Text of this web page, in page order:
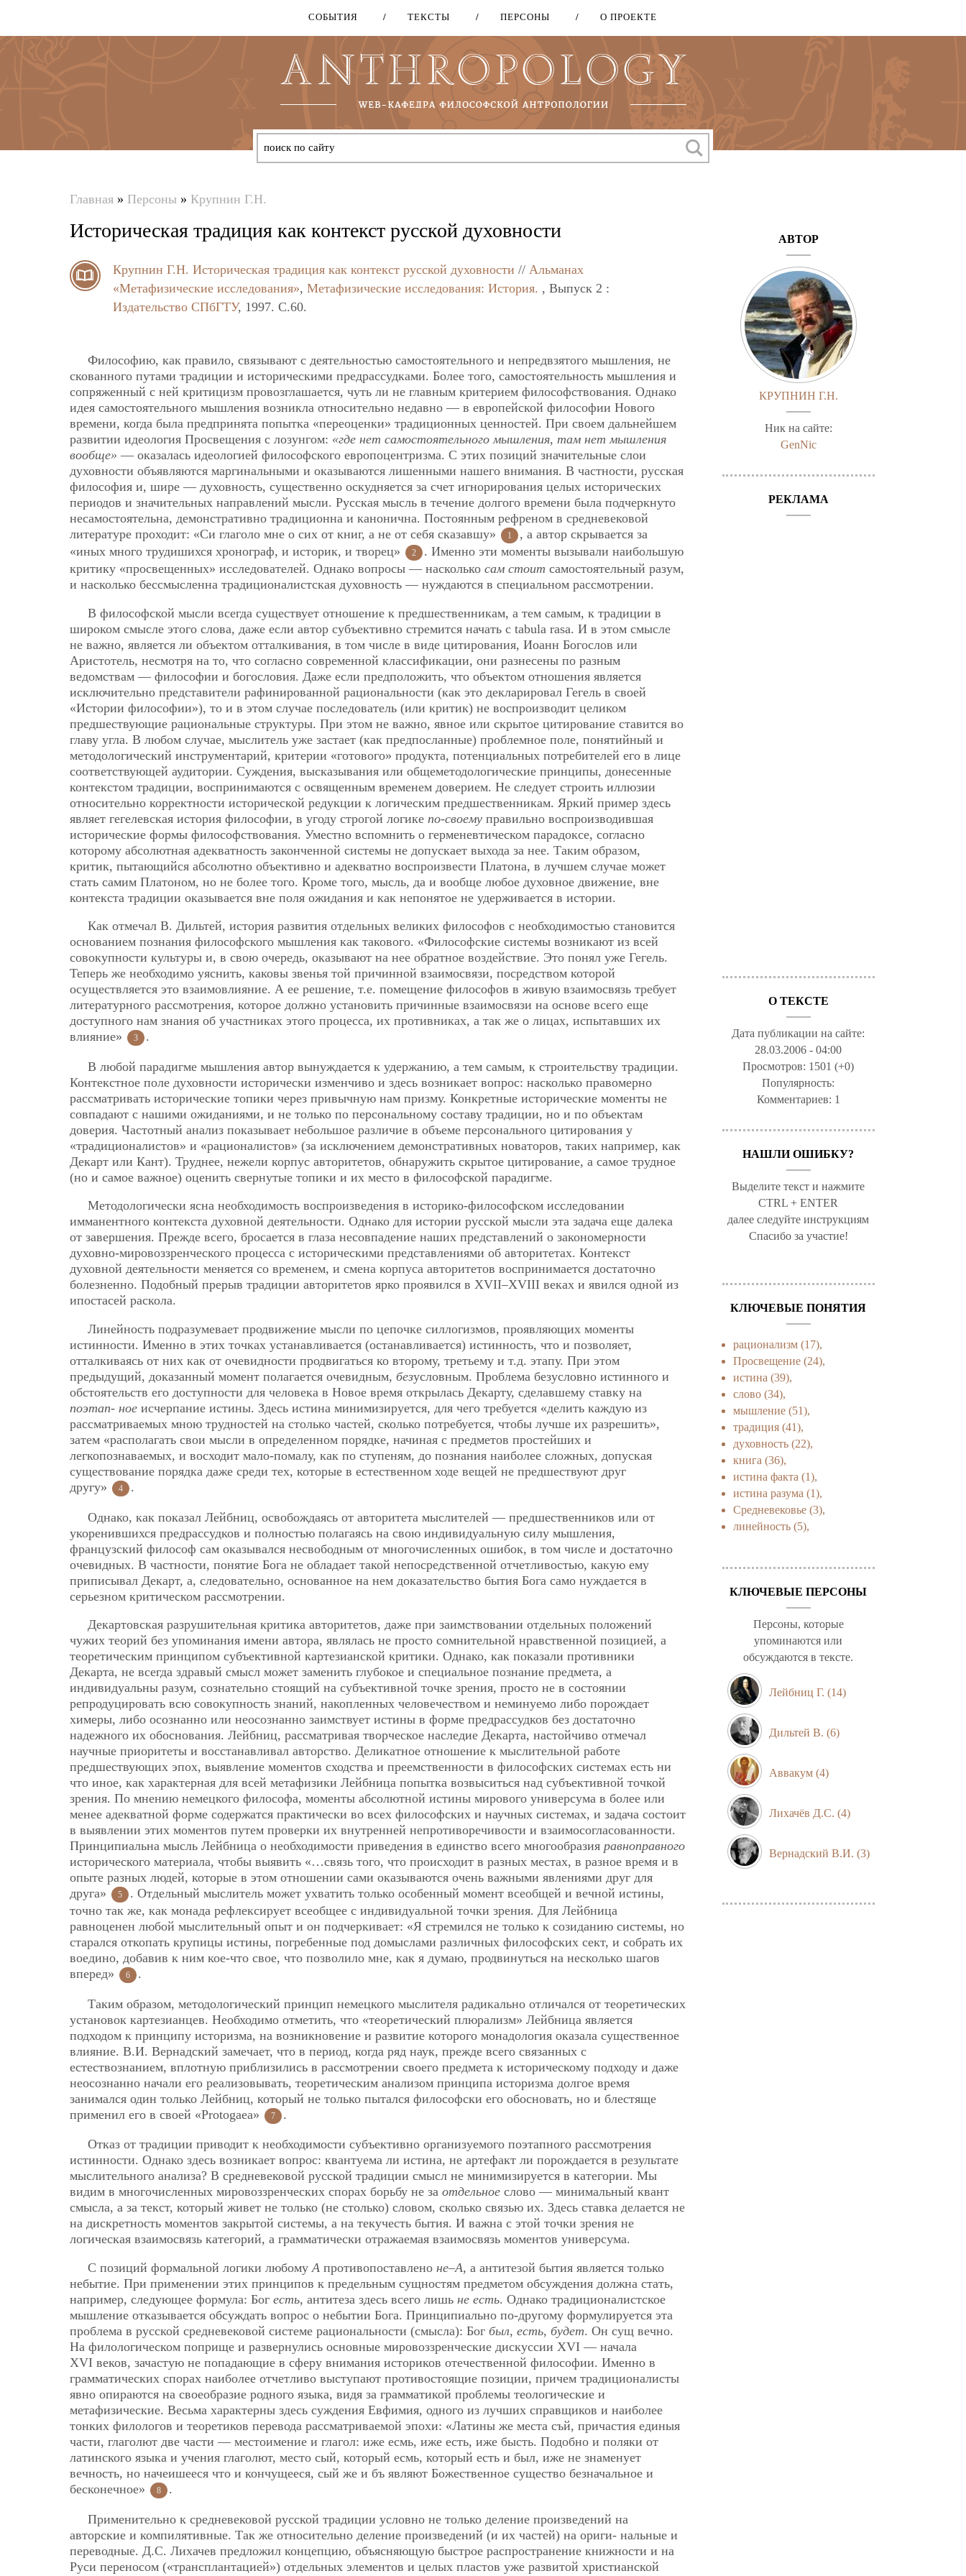
Перейти
основному
содержанию
СОБЫТИЯ ТЕКСТЫ ПЕРСОНЫ О ПРОЕКТЕ
здесь
Главная » Персоны » Крупнин Г.Н.
Историческая традиция как контекст русской духовности
Крупнин Г.Н. Историческая традиция как контекст русской духовности // Альманах
«Метафизические исследования», Метафизические исследования: История. , Выпуск 2 :
Издательство СПбГТУ, 1997. C.60.
Философию, как правило, связывают с деятельностью самостоятельного и непредвзятого мышления, не
скованного путами традиции и историческими предрассудками. Более того, самостоятельность мышления и
сопряженный с ней критицизм провозглашается, чуть ли не главным критерием философствования. Однако
идея самостоятельного мышления возникла относительно недавно — в европейской философии Нового
времени, когда была предпринята попытка «переоценки» традиционных ценностей. При своем дальнейшем
развитии идеология Просвещения с лозунгом: «где нет самостоятельного мышления, там нет мышления
вообще» — оказалась идеологией философского европоцентризма. С этих позиций значительные слои
духовности объявляются маргинальными и оказываются лишенными нашего внимания. В частности, русская
философия и, шире — духовность, существенно оскудняется за счет игнорирования целых исторических
периодов и значительных направлений мысли. Русская мысль в течение долгого времени была подчеркнуто
несамостоятельна, демонстративно традиционна и канонична. Постоянным рефреном в средневековой
литературе проходит: «Си глаголо мне о сих от книг, а не от себя сказавшу»
1
, а автор скрывается за
«иных много трудишихся хронограф, и историк, и творец»
2
. Именно эти моменты вызывали наибольшую
критику «просвещенных» исследователей. Однако вопросы — насколько сам стоит самостоятельный разум,
и насколько бессмысленна традиционалистская духовность — нуждаются в специальном рассмотрении.
В философской мысли всегда существует отношение к предшественникам, а тем самым, к традиции в
широком смысле этого слова, даже если автор субъективно стремится начать с tabula rasa. И в этом смысле
не важно, является ли объектом отталкивания, в том числе в виде цитирования, Иоанн Богослов или
Аристотель, несмотря на то, что согласно современной классификации, они разнесены по разным
ведомствам — философии и богословия. Даже если предположить, что объектом отношения является
исключительно представители рафинированной рациональности (как это декларировал Гегель в своей
«Истории философии»), то и в этом случае последователь (или критик) не воспроизводит целиком
предшествующие рациональные структуры. При этом не важно, явное или скрытое цитирование ставится во
главу угла. В любом случае, мыслитель уже застает (как предпосланные) проблемное поле, понятийный и
методологический инструментарий, критерии «готового» продукта, потенциальных потребителей его в лице
соответствующей аудитории. Суждения, высказывания или общеметодологические принципы, донесенные
контекстом традиции, воспринимаются с освященным временем доверием. Не следует строить иллюзии
относительно корректности исторической редукции к логическим предшественникам. Яркий пример здесь
являет гегелевская история философии, в угоду строгой логике по-своему правильно воспроизводившая
исторические формы философствования. Уместно вспомнить о герменевтическом парадоксе, согласно
которому абсолютная адекватность законченной системы не допускает выхода за нее. Таким образом,
критик, пытающийся абсолютно объективно и адекватно воспроизвести Платона, в лучшем случае может
стать самим Платоном, но не более того. Кроме того, мысль, да и вообще любое духовное движение, вне
контекста традиции оказывается вне поля ожидания и как непонятое не удерживается в истории.
Как отмечал В. Дильтей, история развития отдельных великих философов с необходимостью становится
основанием познания философского мышления как такового. «Философские системы возникают из всей
совокупности культуры и, в свою очередь, оказывают на нее обратное воздействие. Это понял уже Гегель.
Теперь же необходимо уяснить, каковы звенья той причинной взаимосвязи, посредством которой
осуществляется это взаимовлияние. А ее решение, т.е. помещение философов в живую взаимосвязь требует
литературного рассмотрения, которое должно установить причинные взаимосвязи на основе всего еще
доступного нам знания об участниках этого процесса, их противниках, а так же о лицах, испытавших их
влияние»
3 .
В любой парадигме мышления автор вынуждается к удержанию, а тем самым, к строительству традиции.
Контекстное поле духовности исторически изменчиво и здесь возникает вопрос: насколько правомерно
рассматривать исторические топики через привычную нам призму. Конкретные исторические моменты не
совпадают с нашими ожиданиями, и не только по персональному составу традиции, но и по объектам
доверия. Частотный анализ показывает небольшое различие в объеме персонального цитирования у
«традиционалистов» и «рационалистов» (за исключением демонстративных новаторов, таких например, как
Декарт или Кант). Труднее, нежели корпус авторитетов, обнаружить скрытое цитирование, а самое трудное
(но и самое важное) оценить свернутые топики и их место в философской парадигме.
Методологически ясна необходимость воспроизведения в историко-философском исследовании
имманентного контекста духовной деятельности. Однако для истории русской мысли эта задача еще далека
от завершения. Прежде всего, бросается в глаза несовпадение наших представлений о закономерности
духовно-мировоззренческого процесса с историческими представлениями об авторитетах. Контекст
духовной деятельности меняется со временем, и смена корпуса авторитетов воспринимается достаточно
болезненно. Подобный прерыв традиции авторитетов ярко проявился в XVII–XVIII веках и явился одной из
ипостасей раскола.
Линейность подразумевает продвижение мысли по цепочке силлогизмов, проявляющих моменты
истинности. Именно в этих точках устанавливается (останавливается) истинность, что и позволяет,
отталкиваясь от них как от очевидности продвигаться ко второму, третьему и т.д. этапу. При этом
предыдущий, доказанный момент полагается очевидным, безусловным. Проблема безусловно истинного и
обстоятельств его доступности для человека в Новое время открылась Декарту, сделавшему ставку на
поэтап- ное исчерпание истины. Здесь истина минимизируется, для чего требуется «делить каждую из
рассматриваемых мною трудностей на столько частей, сколько потребуется, чтобы лучше их разрешить»,
затем «располагать свои мысли в определенном порядке, начиная с предметов простейших и
легкопознаваемых, и восходит мало-помалу, как по ступеням, до познания наиболее сложных, допуская
существование порядка даже среди тех, которые в естественном ходе вещей не предшествуют друг
другу»
4 .
Однако, как показал Лейбниц, освобождаясь от авторитета мыслителей — предшественников или от
укоренившихся предрассудков и полностью полагаясь на свою индивидуальную силу мышления,
французский философ сам оказывался несвободным от многочисленных ошибок, в том числе и достаточно
очевидных. В частности, понятие Бога не обладает такой непосредственной отчетливостью, какую ему
приписывал Декарт, а, следовательно, основанное на нем доказательство бытия Бога само нуждается в
серьезном критическом рассмотрении.
Декартовская разрушительная критика авторитетов, даже при заимствовании отдельных положений
чужих теорий без упоминания имени автора, являлась не просто сомнительной нравственной позицией, а
теоретическим принципом субъективной картезианской критики. Однако, как показали противники
Декарта, не всегда здравый смысл может заменить глубокое и специальное познание предмета, а
индивидуальны разум, сознательно стоящий на субъективной точке зрения, просто не в состоянии
репродуцировать всю совокупность знаний, накопленных человечеством и неминуемо либо порождает
химеры, либо осознанно или неосознанно заимствует истины в форме предрассудков без достаточно
надежного их обоснования. Лейбниц, рассматривая творческое наследие Декарта, настойчиво отмечал
научные приоритеты и восстанавливал авторство. Деликатное отношение к мыслительной работе
предшествующих эпох, выявление моментов сходства и преемственности в философских системах есть ни
что иное, как характерная для всей метафизики Лейбница попытка возвыситься над субъективной точкой
зрения. По мнению немецкого философа, моменты абсолютной истины мирового универсума в более или
менее адекватной форме содержатся практически во всех философских и научных системах, и задача состоит
в выявлении этих моментов путем проверки их внутренней непротиворечивости и взаимосогласованности.
Принципиальна мысль Лейбница о необходимости приведения в единство всего многообразия равноправного
исторического материала, чтобы выявить «…связь того, что происходит в разных местах, в разное время и в
опыте разных людей, которые в этом отношении сами оказываются очень важными явлениями друг для
друга»
5
. Отдельный мыслитель может ухватить только особенный момент всеобщей и вечной истины,
точно так же, как монада рефлексирует всеобщее с индивидуальной точки зрения. Для Лейбница
равноценен любой мыслительный опыт и он подчеркивает: «Я стремился не только к созиданию системы, но
старался откопать крупицы истины, погребенные под домыслами различных философских сект, и собрать их
воедино, добавив к ним кое-что свое, что позволило мне, как я думаю, продвинуться на несколько шагов
вперед»
6 .
Таким образом, методологический принцип немецкого мыслителя радикально отличался от теоретических
установок картезианцев. Необходимо отметить, что «теоретический плюрализм» Лейбница является
подходом к принципу историзма, на возникновение и развитие которого монадология оказала существенное
влияние. В.И. Вернадский замечает, что в период, когда ряд наук, прежде всего связанных с
естествознанием, вплотную приблизились в рассмотрении своего предмета к историческому подходу и даже
неосознанно начали его реализовывать, теоретическим анализом принципа историзма долгое время
занимался один только Лейбниц, который не только пытался философски его обосновать, но и блестяще
применил его в своей «Protogaea»
7 .
Отказ от традиции приводит к необходимости субъективно организуемого поэтапного рассмотрения
истинности. Однако здесь возникает вопрос: квантуема ли истина, не артефакт ли порождается в результате
мыслительного анализа? В средневековой русской традиции смысл не минимизируется в категории. Мы
видим в многочисленных мировоззренческих спорах борьбу не за отдельное слово — минимальный квант
смысла, а за текст, который живет не только (не столько) словом, сколько связью их. Здесь ставка делается не
на дискретность моментов закрытой системы, а на текучесть бытия. И важна с этой точки зрения не
логическая взаимосвязь категорий, а грамматически отражаемая взаимосвязь моментов универсума.
С позиций формальной логики любому А противопоставлено не–А, а антитезой бытия является только
небытие. При применении этих принципов к предельным сущностям предметом обсуждения должна стать,
например, следующее формула: Бог есть, антитеза здесь всего лишь не есть. Однако традиционалистское
мышление отказывается обсуждать вопрос о небытии Бога. Принципиально по-другому формулируется эта
проблема в русской средневековой системе рациональности (смысла): Бог был, есть, будет. Он сущ вечно.
На филологическом поприще и развернулись основные мировоззренческие дискуссии XVI — начала
XVI веков, зачастую не попадающие в сферу внимания историков отечественной философии. Именно в
грамматических спорах наиболее отчетливо выступают противостоящие позиции, причем традиционалисты
явно опираются на своеобразие родного языка, видя за грамматикой проблемы теологические и
метафизические. Весьма характерны здесь суждения Евфимия, одного из лучших справщиков и наиболее
тонких филологов и теоретиков перевода рассматриваемой эпохи: «Латины же места съй, причастия единыя
части, глаголют две части — местоимение и глагол: иже есмь, иже есть, иже бысть. Подобно и поляки от
латинского языка и учения глаголют, место сый, который есмь, который есть и был, иже не знаменует
вечность, но начеишееся что и кончущееся, сый же и бъ являют Божественное существо безначальное и
бесконечное»
8 .
Применительно к средневековой русской традиции условно не только деление произведений на
авторские и компилятивные. Так же относительно деление произведений (и их частей) на ориги- нальные и
переводные. Д.С. Лихачев предложил концепцию, объясняющую быстрое распространение книжности и на
Руси переносом («трансплантацией») отдельных элементов и целых пластов уже развитой христианской
АВТОР
КРУПНИН Г.Н.
Ник на сайте:
GenNic
РЕКЛАМА
О ТЕКСТЕ
Дата публикации на сайте:
28.03.2006 - 04:00
Просмотров: 1501 (+0)
Популярность:
Комментариев: 1
НАШЛИ ОШИБКУ?
Выделите текст и нажмите
CTRL + ENTER
далее следуйте инструкциям
Спасибо за участие!
КЛЮЧЕВЫЕ ПОНЯТИЯ
рационализм (17),
Просвещение (24),
истина (39),
слово (34),
мышление (51),
традиция (41),
духовность (22),
книга (36),
истина факта (1),
истина разума (1),
Средневековье (3),
линейность (5),
КЛЮЧЕВЫЕ ПЕРСОНЫ
Персоны, которые
упоминаются или
обсуждаются в тексте.
Лейбниц Г. (14)
Дильтей В. (6)
Аввакум(4)
Лихачёв Д.С. (4)
Вернадский В.И. (3)